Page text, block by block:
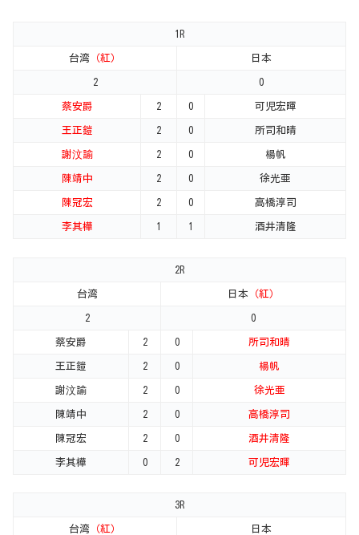
1R
台湾 （紅） 日本
2 0
蔡安爵 2 0 可児宏暉
王正鎧 2 0 所司和晴
謝汶諭 2 0 楊帆
陳靖中 2 0 徐光亜
陳冠宏 2 0 高橋淳司
李其樺 1 1 酒井清隆
2R
台湾 日本 （紅）
2 0
蔡安爵 2 0 所司和晴
王正鎧 2 0 楊帆
謝汶諭 2 0 徐光亜
陳靖中 2 0 高橋淳司
陳冠宏 2 0 酒井清隆
李其樺 0 2 可児宏暉
3R
台湾 （紅） 日本